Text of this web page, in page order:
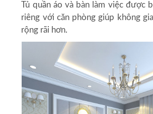
Tủ quần áo và bàn làm việc được
riêng với căn phòng giúp không
rộng rãi hơn.